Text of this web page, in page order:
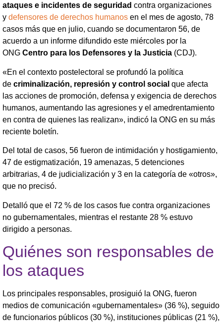
ataques e incidentes de seguridad contra organizaciones
y defensores de derechos humanos en el mes de agosto, 78
casos más que en julio, cuando se documentaron 56, de
acuerdo a un informe difundido este miércoles por la
ONG Centro para los Defensores y la Justicia (CDJ).
«En el contexto postelectoral se profundó la política
de criminalización, represión y control social que afecta
las acciones de promoción, defensa y exigencia de derechos
humanos, aumentando las agresiones y el amedrentamiento
en contra de quienes las realizan», indicó la ONG en su más
reciente boletín.
Del total de casos, 56 fueron de intimidación y hostigamiento,
47 de estigmatización, 19 amenazas, 5 detenciones
arbitrarias, 4 de judicialización y 3 en la categoría de «otros»,
que no precisó.
Detalló que el 72 % de los casos fue contra organizaciones
no gubernamentales, mientras el restante 28 % estuvo
dirigido a personas.
Quiénes son responsables de
los ataques
Los principales responsables, prosiguió la ONG, fueron
medios de comunicación «gubernamentales» (36 %), seguido
de funcionarios públicos (30 %), instituciones públicas (21 %),